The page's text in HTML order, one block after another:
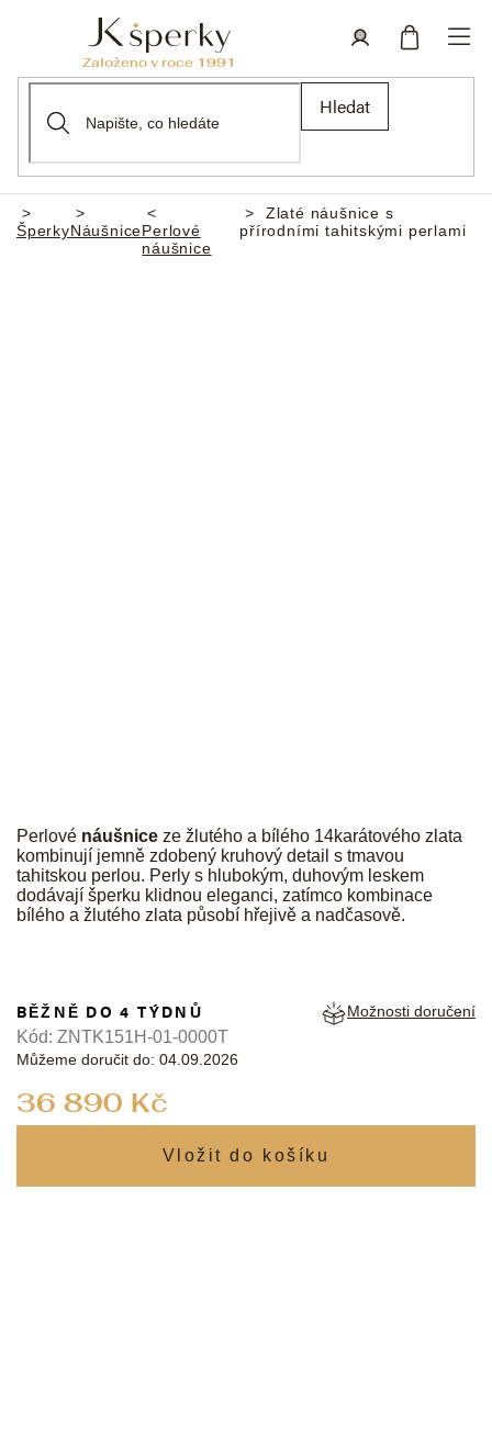
Hledat
Domů
ŠperkyNáušnicePerlové
náušnice
Zlaté náušnice s
přírodními tahitskými perlami
Perlové náušnice ze žlutého a bílého 14karátového zlata
kombinují jemně zdobený kruhový detail s tmavou
tahitskou perlou. Perly s hlubokým, duhovým leskem
dodávají šperku klidnou eleganci, zatímco kombinace
bílého a žlutého zlata působí hřejivě a nadčasově.
36 890 Kč
BĚŽNĚ DO 4 TÝDNŮ
Můžeme doručit do: 04.09.2026
Možnosti doručení
Kód: ZNTK151H-01-0000T